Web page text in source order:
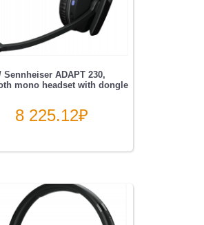
Sennheiser ADAPT 230,
mono headset with dongle
8 225.12₽